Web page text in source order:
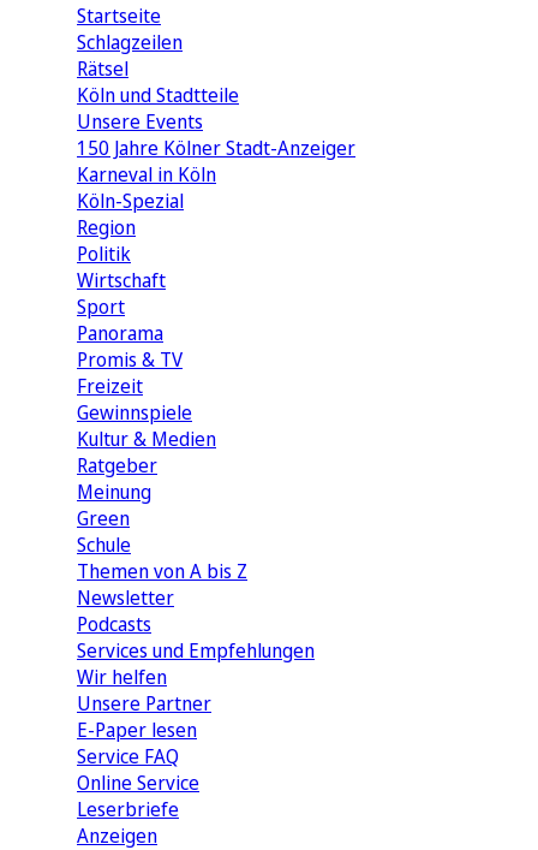
Startseite
Schlagzeilen
Rätsel
Köln und Stadtteile
Unsere Events
150 Jahre Kölner Stadt-Anzeiger
Karneval in Köln
Köln-Spezial
Region
Politik
Wirtschaft
Sport
Panorama
Promis & TV
Freizeit
Gewinnspiele
Kultur & Medien
Ratgeber
Meinung
Green
Schule
Themen von A bis Z
Newsletter
Podcasts
Services und Empfehlungen
Wir helfen
Unsere Partner
E-Paper lesen
Service FAQ
Online Service
Leserbriefe
Anzeigen